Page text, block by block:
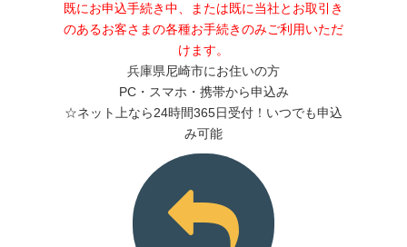
既にお申込手続き中、または既に当社とお取引き
のあるお客さまの各種お手続きのみご利用いただ
けます。
兵庫県尼崎市にお住いの方
PC・スマホ・携帯から申込み
☆ネット上なら24時間365日受付！いつでも申込
み可能